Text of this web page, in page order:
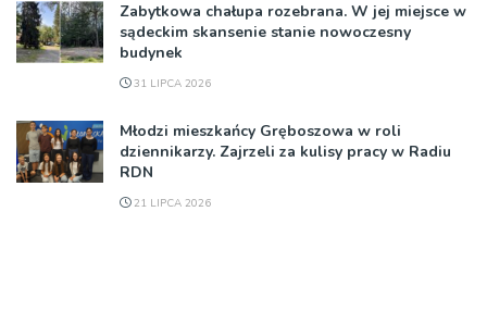
Zabytkowa chałupa rozebrana. W jej miejsce w
sądeckim skansenie stanie nowoczesny
budynek
31 LIPCA 2026
Młodzi mieszkańcy Gręboszowa w roli
dziennikarzy. Zajrzeli za kulisy pracy w Radiu
RDN
21 LIPCA 2026